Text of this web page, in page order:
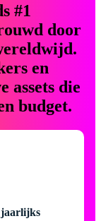
#1
door
en
assets die
budget.
jaarlijks